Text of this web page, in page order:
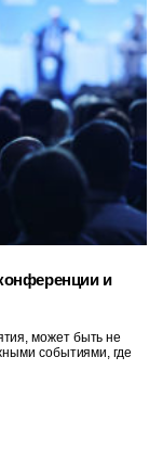
и
может быть не
событиями, где